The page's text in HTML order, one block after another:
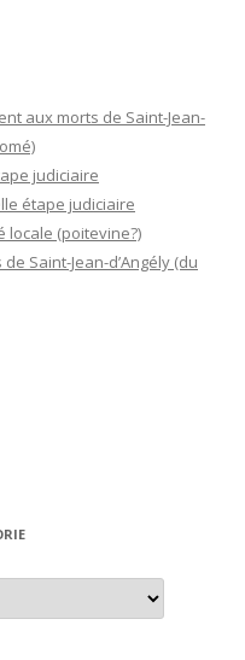
aux morts de Saint-Jean-
judiciaire
étape judiciaire
locale (poitevine?)
Saint-Jean-d’Angély (du